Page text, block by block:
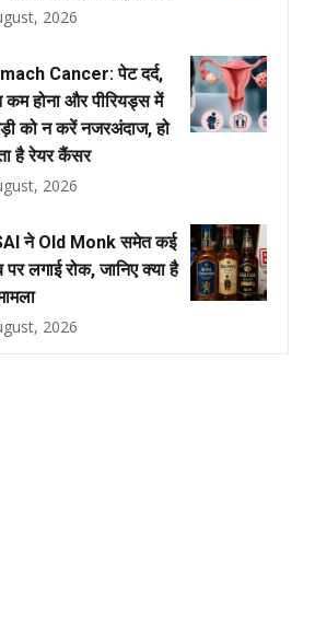
2026
Cancer: पेट दर्द,
होना और पीरियड्स में
को न करें नजरअंदाज, हो
है रेयर कैंसर
2026
ने Old Monk समेत कई
पर लगाई रोक, जानिए क्या है
2026